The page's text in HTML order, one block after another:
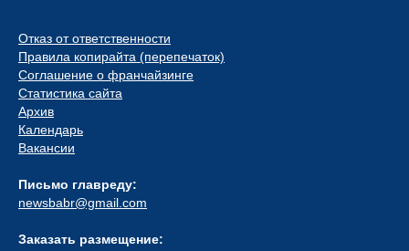
Отказ от ответственности
Правила копирайта (перепечаток)
Соглашение о франчайзинге
Статистика сайта
Архив
Календарь
Вакансии
Письмо главреду:
newsbabr@gmail.com
Заказать размещение: